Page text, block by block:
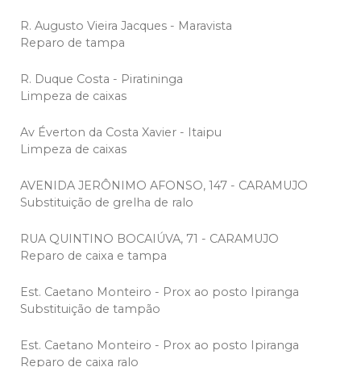
R. Augusto Vieira Jacques - Maravista
Reparo de tampa
R. Duque Costa - Piratininga
Limpeza de caixas
Av Éverton da Costa Xavier - Itaipu
Limpeza de caixas
AVENIDA JERÔNIMO AFONSO, 147 - CARAMUJO
Substituição de grelha de ralo
RUA QUINTINO BOCAIÚVA, 71 - CARAMUJO
Reparo de caixa e tampa
Est. Caetano Monteiro - Prox ao posto Ipiranga
Substituição de tampão
Est. Caetano Monteiro - Prox ao posto Ipiranga
Reparo de caixa ralo